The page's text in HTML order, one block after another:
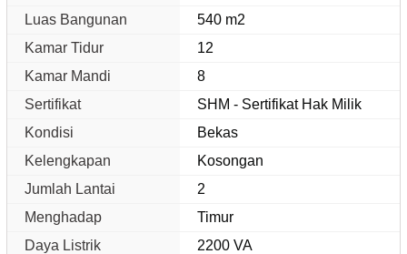
Luas Bangunan
540 m2
Kamar Tidur
12
Kamar Mandi
8
Sertifikat
SHM - Sertifikat Hak Milik
Kondisi
Bekas
Kelengkapan
Kosongan
Jumlah Lantai
2
Menghadap
Timur
Daya Listrik
2200 VA